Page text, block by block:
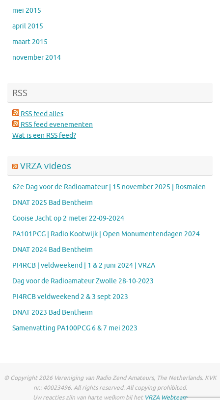
mei 2015
april 2015
maart 2015
november 2014
RSS
RSS feed alles
RSS feed evenementen
Wat is een RSS feed?
VRZA videos
62e Dag voor de Radioamateur | 15 november 2025 | Rosmalen
DNAT 2025 Bad Bentheim
Gooise Jacht op 2 meter 22-09-2024
PA101PCG | Radio Kootwijk | Open Monumentendagen 2024
DNAT 2024 Bad Bentheim
PI4RCB | veldweekend | 1 & 2 juni 2024 | VRZA
Dag voor de Radioamateur Zwolle 28-10-2023
PI4RCB veldweekend 2 & 3 sept 2023
DNAT 2023 Bad Bentheim
Samenvatting PA100PCG 6 & 7 mei 2023
© Copyright 2026 Vereniging van Radio Zend Amateurs, The Netherlands. KVK
nr.: 40023496. All rights reserved. All copying prohibited.
Uw reacties zijn van harte welkom bij het VRZA Webteam